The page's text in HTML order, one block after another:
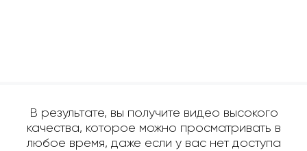
В результате, вы получите видео высокого
качества, которое можно просматривать в
любое время, даже если у вас нет доступа